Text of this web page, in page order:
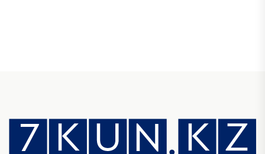
Денежно-кредитная политика влияет не
только на спрос, но и на предложение труда